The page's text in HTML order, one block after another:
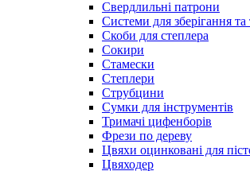
Свердлильні патрони
Системи для зберігання
Скоби для степлера
Сокири
Стамески
Степлери
Струбцини
Сумки для інструментів
Тримачі цифенборів
Фрези по дереву
Цвяхи оцинковані для
Цвяходер